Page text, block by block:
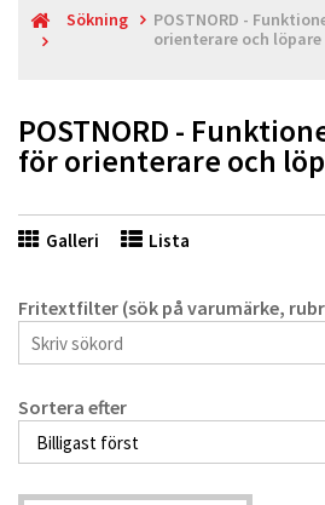
Sökning
POSTNORD -
orienterare och löpare
POSTNORD -
för orienterare och
Galleri Lista
Fritextfilter (sök på varumärke,
Sortera efter